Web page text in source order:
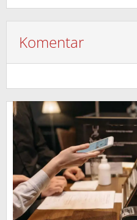
Komentar